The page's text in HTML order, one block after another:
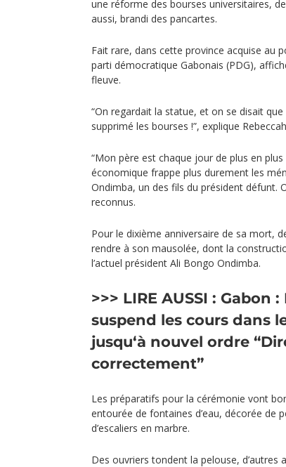
une réforme des bourses universitaires,
aussi, brandi des pancartes.
Fait rare, dans cette province acquise au
parti démocratique Gabonais (PDG),
fleuve.
“On regardait la statue, et on se disait
supprimé les bourses !”, explique
“Mon père est chaque jour de plus en
économique frappe plus durement les
Ondimba, un des fils du président défunt.
reconnus.
Pour le dixième anniversaire de sa mort,
rendre à son mausolée, dont la
l’actuel président Ali Bongo Ondimba.
>>> LIRE AUSSI : Gabon
suspend les cours dans
jusqu‘à nouvel ordre
correctement”
Les préparatifs pour la cérémonie vont
entourée de fontaines d’eau, décorée de
d’escaliers en marbre.
Des ouvriers tondent la pelouse, d’autres